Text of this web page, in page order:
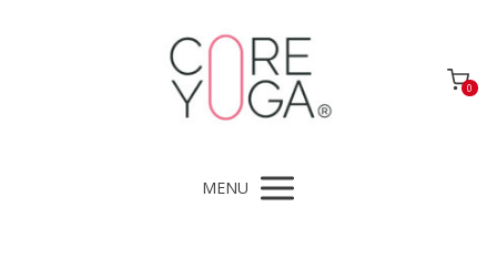
0
MENU